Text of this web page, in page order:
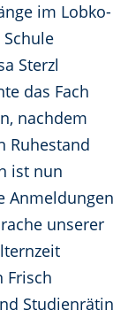
im Lobko-
Sterzl
das Fach
nachdem
Ruhestand
ist nun
Anmeldungen
unserer
Frisch
Studienrätin